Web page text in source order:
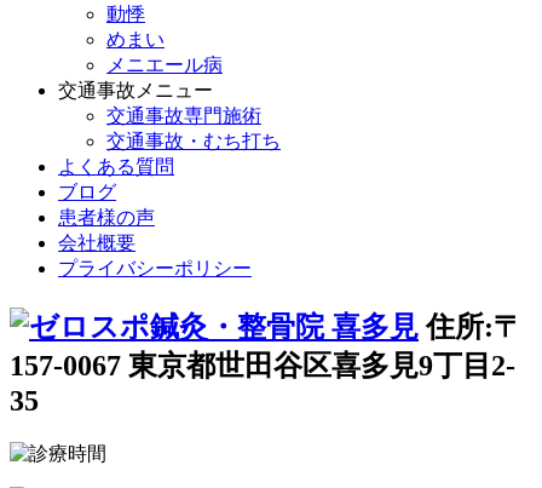
動悸
めまい
メニエール病
交通事故メニュー
交通事故専門施術
交通事故・むち打ち
よくある質問
ブログ
患者様の声
会社概要
プライバシーポリシー
住所:〒
157-0067 東京都世田谷区喜多見9丁目2-
35